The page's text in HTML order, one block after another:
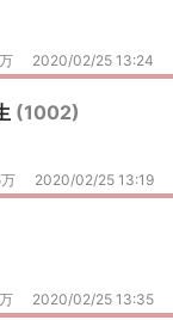
2020/02/25 13:24
(1002)
2020/02/25 13:19
2020/02/25 13:35